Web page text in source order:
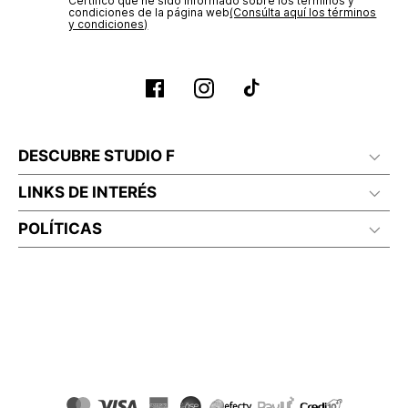
condiciones de la página web‎(Consúlta aquí los términos
y condiciones)
DESCUBRE STUDIO F
LINKS DE INTERÉS
POLÍTICAS